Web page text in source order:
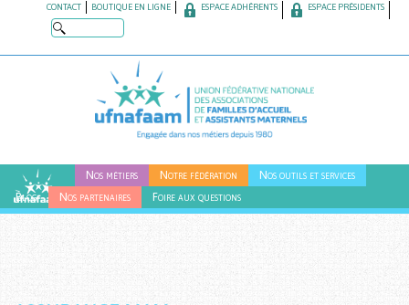
content
CONTACT BOUTIQUE EN LIGNE ESPACE ADHÉRENTS ESPACE PRÉSIDENTS
Nos métiers Notre fédération
Nos outils et services
Blog
Nos partenaires Foire aux questions